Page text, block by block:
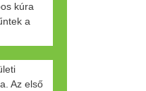
kúra
a
Az első